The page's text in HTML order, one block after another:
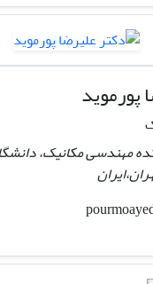
پورموید
مهندسی مکانیک،